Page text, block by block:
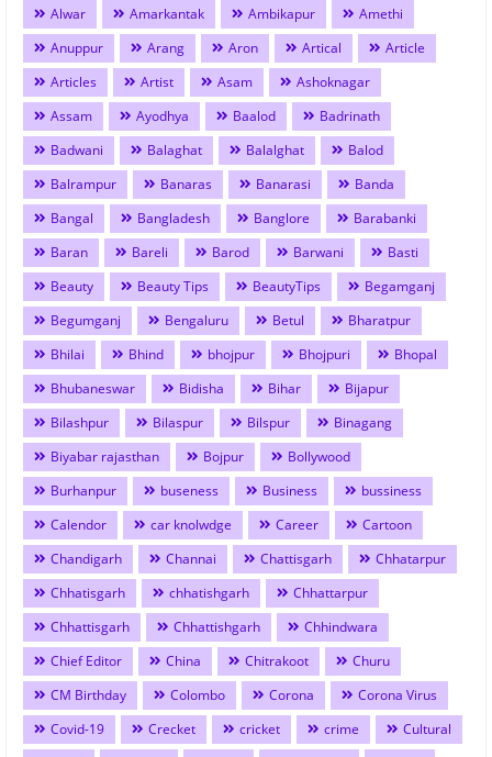
Alwar
Amarkantak Ambikapur
Amethi
Anuppur
Arang Aron Artical
Article
Articles
Artist Asam
Ashoknagar
Assam
Ayodhya Baalod
Badrinath
Badwani
Balaghat Balalghat
Balod
Balrampur
Banaras Banarasi
Banda
Bangal
Bangladesh Banglore
Barabanki
Baran
Bareli Barod Barwani
Basti
Beauty
Beauty Tips BeautyTips
Begamganj
Begumganj
Bengaluru Betul
Bharatpur
Bhilai
Bhind bhojpur Bhojpuri
Bhopal
Bhubaneswar
Bidisha Bihar
Bijapur
Bilashpur
Bilaspur Bilspur
Binagang
Biyabar rajasthan
Bojpur
Bollywood
Burhanpur
buseness Business
bussiness
Calendor
car knolwdge Career
Cartoon
Chandigarh
Channai Chattisgarh
Chhatarpur
Chhatisgarh
chhatishgarh
Chhattarpur
Chhattisgarh
Chhattishgarh
Chhindwara
Chief Editor
China Chitrakoot
Churu
CM Birthday
Colombo Corona
Corona Virus
Covid-19
Crecket cricket crime
Cultural